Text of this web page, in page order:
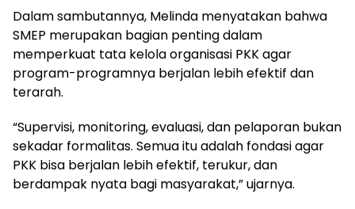
Dalam sambutannya, Melinda menyatakan bahwa
SMEP merupakan bagian penting dalam
memperkuat tata kelola organisasi PKK agar
program-programnya berjalan lebih efektif dan
terarah.
“Supervisi, monitoring, evaluasi, dan pelaporan bukan
sekadar formalitas. Semua itu adalah fondasi agar
PKK bisa berjalan lebih efektif, terukur, dan
berdampak nyata bagi masyarakat,” ujarnya.